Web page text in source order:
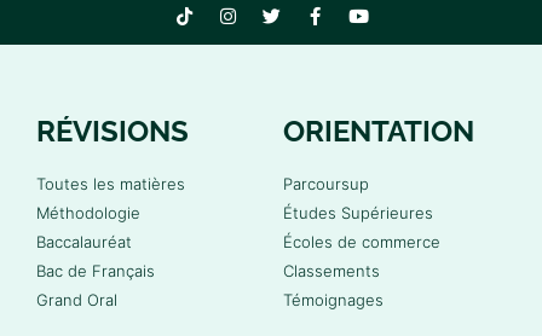
RÉVISIONS
Toutes les matières
Méthodologie
Baccalauréat
Bac de Français
Grand Oral
ORIENTATION
Parcoursup
Études Supérieures
Écoles de commerce
Classements
Témoignages